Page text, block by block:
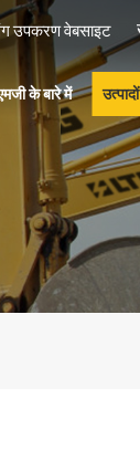
उपकरण वेबसाइट
के बारे में उत्पादों